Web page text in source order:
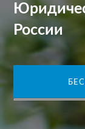
России